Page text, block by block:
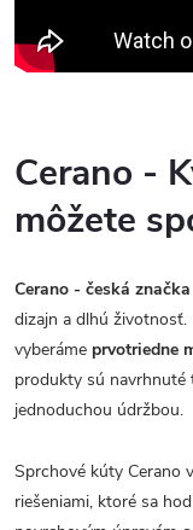
Cerano -
môžete
Cerano - česká značka
dizajn a dlhú životnosť.
vyberáme prvotriedne
produkty sú navrhnuté
jednoduchou údržbou.
Sprchové kúty Cerano
riešeniami, ktoré sa